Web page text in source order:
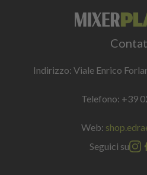
Indirizzo: Viale Enrico
Telefono: +39
Web:
Seguici su